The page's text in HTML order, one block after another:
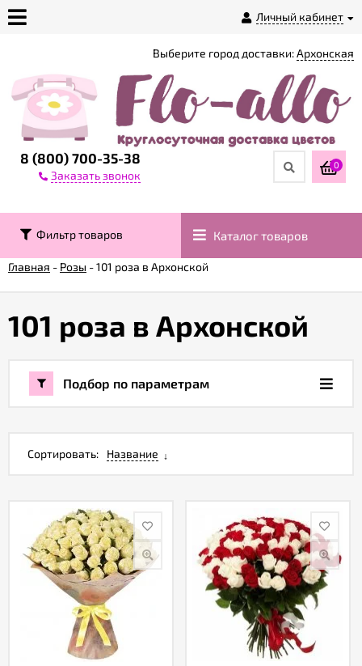
Личный кабинет
магазине
Доставка
Контакты
Как
Вопрос-
ответ
Публичная
8 (800) 700-35-38
Заказать звонок
Выберите город доставки:Архонская
0
Фильтр товаров Каталог товаров
Главная - Розы -101 роза в Архонской
101 роза в Архонской
Подбор по параметрам
Сортировать: Название